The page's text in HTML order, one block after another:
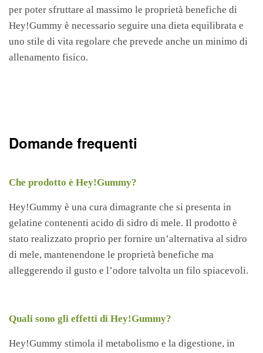
per poter sfruttare al massimo le proprietà benefiche di
Hey!Gummy è necessario seguire una dieta equilibrata e
uno stile di vita regolare che prevede anche un minimo di
allenamento fisico.
Domande frequenti
Che prodotto è Hey!Gummy?
Hey!Gummy è una cura dimagrante che si presenta in
gelatine contenenti acido di sidro di mele. Il prodotto è
stato realizzato proprio per fornire un’alternativa al sidro
di mele, mantenendone le proprietà benefiche ma
alleggerendo il gusto e l’odore talvolta un filo spiacevoli.
Quali sono gli effetti di Hey!Gummy?
Hey!Gummy stimola il metabolismo e la digestione, in